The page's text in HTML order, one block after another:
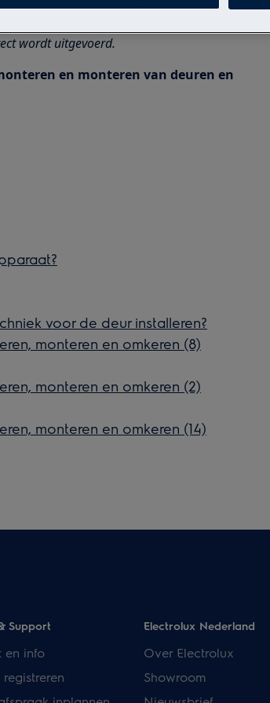
professionele reparatie gevolgen kan
wordt uitgevoerd.
en monteren van deuren en
voor de deur installeren?
monteren en omkeren (8)
monteren en omkeren (2)
monteren en omkeren (14)
Support
en info
Electrolux Nederland
Over Electrolux
Showroom